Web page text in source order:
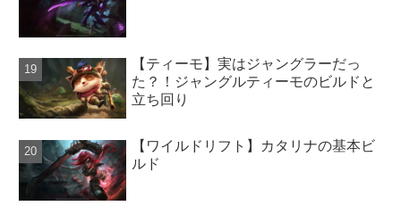
【ティーモ】実はジャングラーだっ
た？！ジャングルティーモのビルドと
立ち回り
【ワイルドリフト】カタリナの基本ビ
ルド